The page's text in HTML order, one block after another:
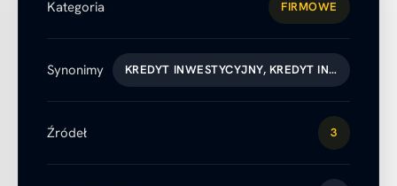
Kategoria FIRMOWE
Synonimy KREDYT INWESTYCYJNY, KREDYT IN…
Źródeł 3